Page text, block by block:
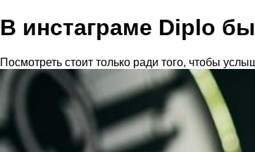
В инстаграме Diplo
Посмотреть стоит только ради того, чтобы